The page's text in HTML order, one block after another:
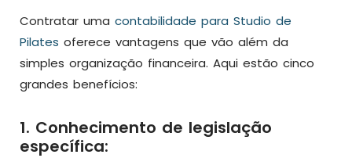
Contratar uma contabilidade para Studio de
Pilates oferece vantagens que vão além da
simples organização financeira. Aqui estão cinco
grandes benefícios:
1. Conhecimento de legislação
específica: